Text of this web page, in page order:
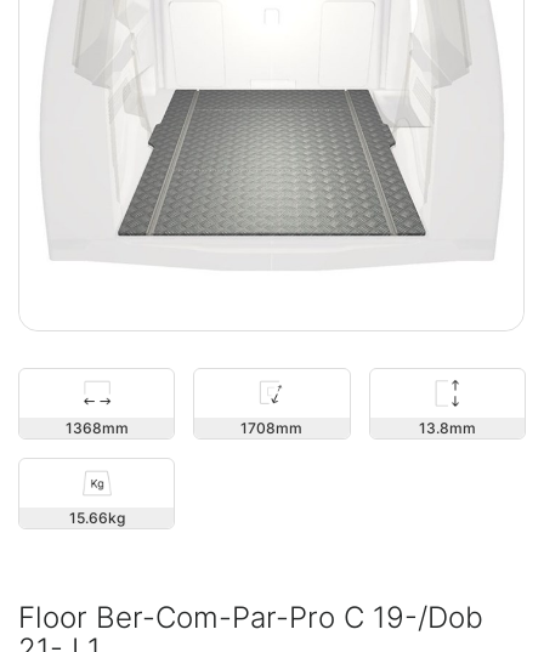
1368 1708 13.8
15.66
Floor Ber-Com-Par-Pro C 19-/Dob